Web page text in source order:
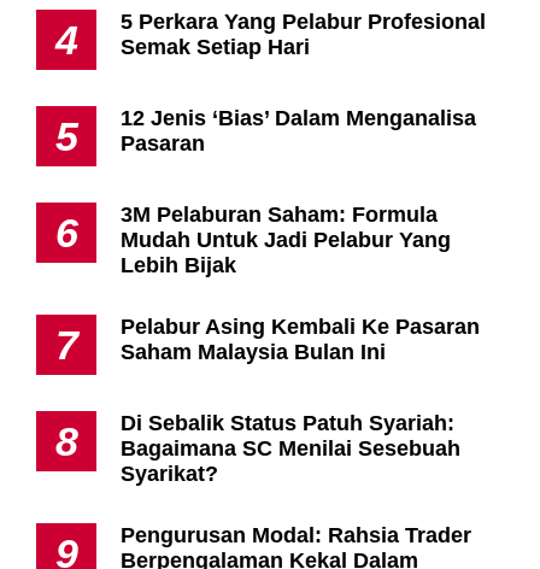
4
5 Perkara Yang Pelabur Profesional
Semak Setiap Hari
5
12 Jenis ‘Bias’ Dalam Menganalisa
Pasaran
6
3M Pelaburan Saham: Formula
Mudah Untuk Jadi Pelabur Yang
Lebih Bijak
7
Pelabur Asing Kembali Ke Pasaran
Saham Malaysia Bulan Ini
8
Di Sebalik Status Patuh Syariah:
Bagaimana SC Menilai Sesebuah
Syarikat?
9
Pengurusan Modal: Rahsia Trader
Berpengalaman Kekal Dalam